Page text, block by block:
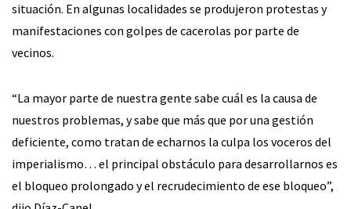
situación. En algunas localidades se produjeron protestas y
manifestaciones con golpes de cacerolas por parte de
vecinos.
“La mayor parte de nuestra gente sabe cuál es la causa de
nuestros problemas, y sabe que más que por una gestión
deficiente, como tratan de echarnos la culpa los voceros del
imperialismo… el principal obstáculo para desarrollarnos es
el bloqueo prolongado y el recrudecimiento de ese bloqueo”,